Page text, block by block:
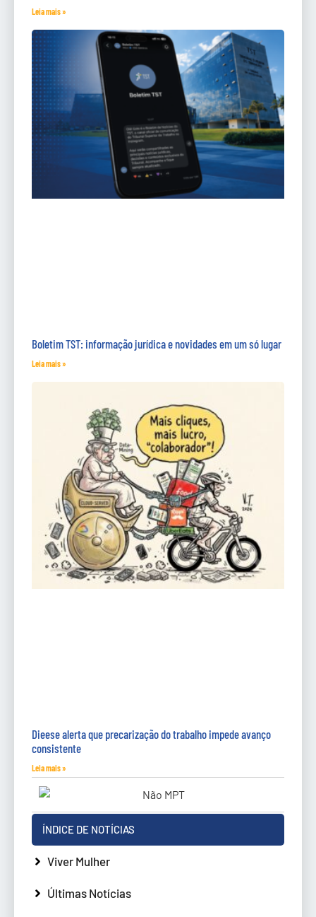
Leia mais »
Boletim TST: informação jurídica e novidades em um só lugar
Leia mais »
Dieese alerta que precarização do trabalho impede avanço
consistente
Leia mais »
ÍNDICE DE NOTÍCIAS
Viver Mulher
Últimas Notícias